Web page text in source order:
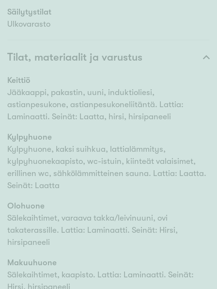
Säilytystilat
Ulkovarasto
Tilat, materiaalit ja varustus
Keittiö
Jääkaappi, pakastin, uuni, induktioliesi,
astianpesukone, astianpesukoneliitäntä. Lattia:
Laminaatti. Seinät: Laatta, hirsi, hirsipaneeli
Kylpyhuone
Kylpyhuone, kaksi suihkua, lattialämmitys,
kylpyhuonekaapisto, wc-istuin, kiinteät valaisimet,
erillinen wc, sähkölämmitteinen sauna. Lattia: Laatta.
Seinät: Laatta
Olohuone
Sälekaihtimet, varaava takka/leivinuuni, ovi
takaterassille. Lattia: Laminaatti. Seinät: Hirsi,
hirsipaneeli
Makuuhuone
Sälekaihtimet, kaapisto. Lattia: Laminaatti. Seinät:
Hirsi, hirsipaneeli